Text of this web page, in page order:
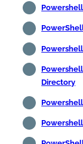
Directory